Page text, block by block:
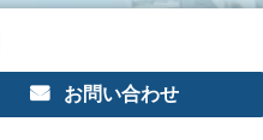
お問い合わせ